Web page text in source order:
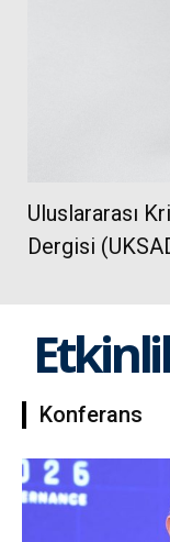
Uluslararası
Dergisi
Konferans